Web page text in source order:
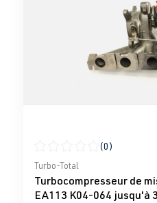
Note moyenne de 0 sur 5
(0)
Turbo-Total
Turbocompresseur de
EA113 K04-064 jusqu'à